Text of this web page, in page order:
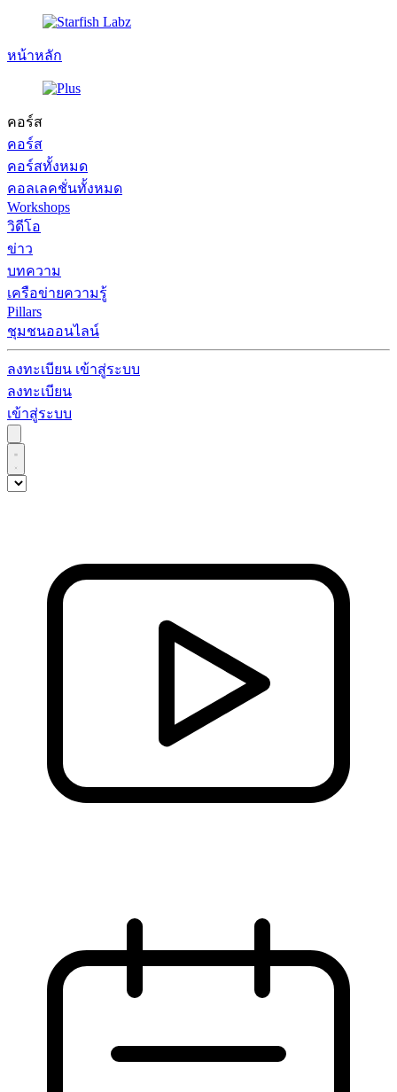
หน้าหลัก
คอร์ส
คอร์ส
คอร์สทั้งหมด
คอลเลคชั่นทั้งหมด
Workshops
วิดีโอ
ข่าว
บทความ
เครือข่ายความรู้
Pillars
ชุมชนออนไลน์
ลงทะเบียน เข้าสู่ระบบ
ลงทะเบียน
เข้าสู่ระบบ